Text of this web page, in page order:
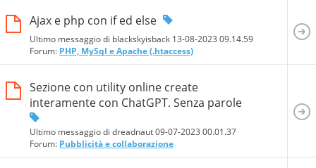
Ajax e php con if ed else
Ultimo messaggio di blackskyisback 13-08-2023 09.14.59
Forum: PHP, MySql e Apache (.htaccess)
Sezione con utility online create
interamente con ChatGPT. Senza parole
Ultimo messaggio di dreadnaut 09-07-2023 00.01.37
Forum: Pubblicità e collaborazione